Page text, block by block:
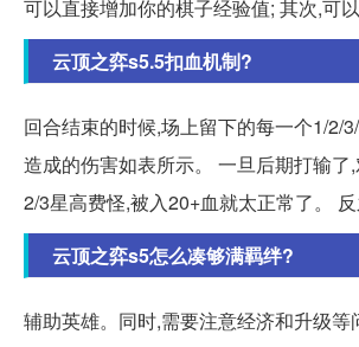
可以直接增加你的棋子经验值; 其次,可以
云顶之弈s5.5扣血机制?
回合结束的时候,场上留下的每一个1/2/
造成的伤害如表所示。 一旦后期打输了
2/3星高费怪,被入20+血就太正常了。 反
云顶之弈s5怎么凑够满羁绊?
辅助英雄。同时,需要注意经济和升级等